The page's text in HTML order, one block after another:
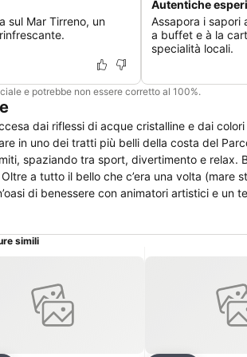
sul Mar Tirreno, un
Autentiche
Assapora i sapori
a buffet e à la
specialità locali.
e potrebbe non essere corretto al 100%.
dai riflessi di acque cristalline e dai
in uno dei tratti più belli della costa del
spaziando tra sport, divertimento e relax.
a tutto il bello che c’era una volta (mare
di benessere con animatori artistici e un
mente e il tuo spirito verso il bellessere.
simili